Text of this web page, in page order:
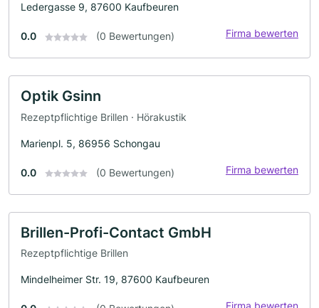
Ledergasse 9, 87600 Kaufbeuren
0.0 (0 Bewertungen) Firma bewerten
Optik Gsinn
Rezeptpflichtige Brillen · Hörakustik
Marienpl. 5, 86956 Schongau
0.0 (0 Bewertungen) Firma bewerten
Brillen-Profi-Contact GmbH
Rezeptpflichtige Brillen
Mindelheimer Str. 19, 87600 Kaufbeuren